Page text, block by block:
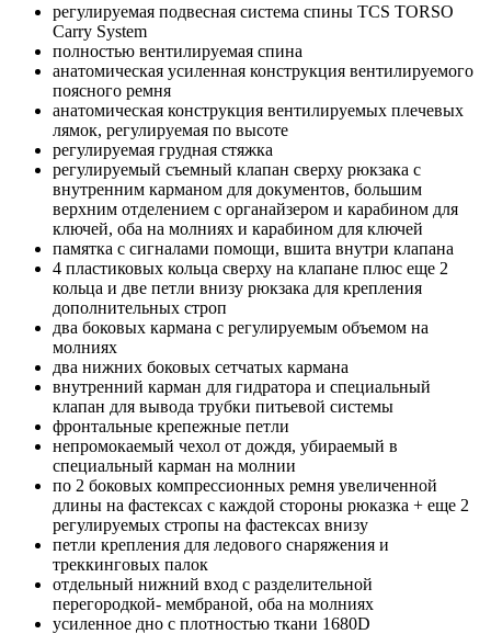
регулируемая подвесная система спины TCS TORSO
Carry System
полностью вентилируемая спина
анатомическая усиленная конструкция вентилируемого
поясного ремня
анатомическая конструкция вентилируемых плечевых
лямок, регулируемая по высоте
регулируемая грудная стяжка
регулируемый съемный клапан сверху рюкзака с
внутренним карманом для документов, большим
верхним отделением с органайзером и карабином для
ключей, оба на молниях и карабином для ключей
памятка с сигналами помощи, вшита внутри клапана
4 пластиковых кольца сверху на клапане плюс еще 2
кольца и две петли внизу рюкзака для крепления
дополнительных строп
два боковых кармана с регулируемым объемом на
молниях
два нижних боковых сетчатых кармана
внутренний карман для гидратора и специальный
клапан для вывода трубки питьевой системы
фронтальные крепежные петли
непромокаемый чехол от дождя, убираемый в
специальный карман на молнии
по 2 боковых компрессионных ремня увеличенной
длины на фастексах с каждой стороны рюказка + еще 2
регулируемых стропы на фастексах внизу
петли крепления для ледового снаряжения и
треккинговых палок
отдельный нижний вход с разделительной
перегородкой- мембраной, оба на молниях
усиленное дно с плотностью ткани 1680D